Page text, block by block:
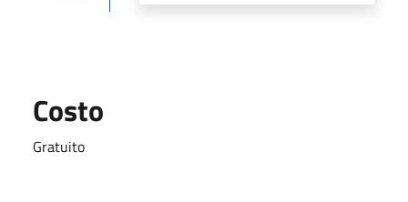
Costo
Gratuito